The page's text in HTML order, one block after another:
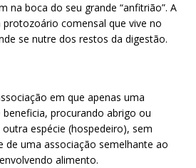
na boca do seu grande “anfitrião”. A
protozoário comensal que vive no
se nutre dos restos da digestão.
em que apenas uma
beneficia, procurando abrigo ou
espécie (hospedeiro), sem
de uma associação semelhante ao
alimento.